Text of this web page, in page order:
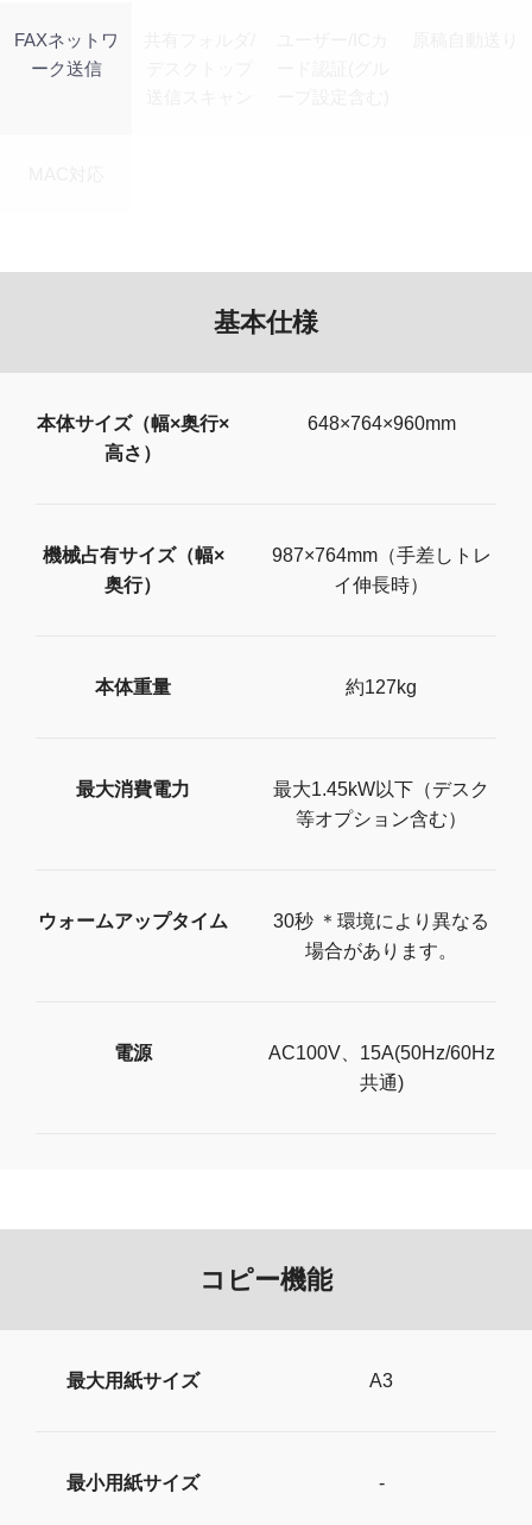
FAXネットワ
ーク送信
基本仕様
本体サイズ（幅×奥行×
高さ）
648×764×960mm
機械占有サイズ（幅×
奥行）
987×764mm（手差しトレ
イ伸長時）
本体重量 約127kg
最大消費電力
最大1.45kW以下（デスク
等オプション含む）
ウォームアップタイム
30秒 ＊環境により異なる
場合があります。
電源
AC100V、15A(50Hz/60Hz
共通)
コピー機能
最大用紙サイズ A3
最小用紙サイズ -